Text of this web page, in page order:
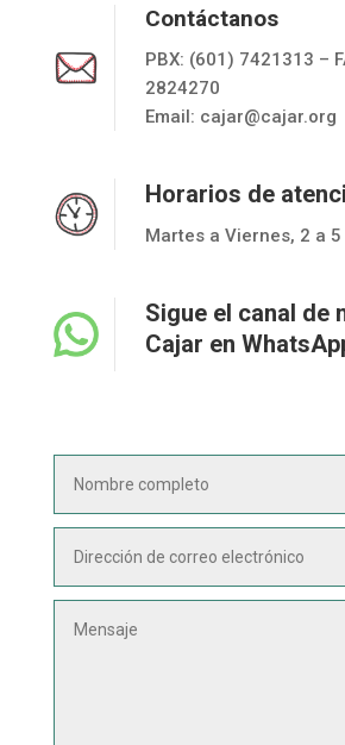
Contáctanos
PBX: (601) 7421313 –
2824270
Email: cajar@cajar.org
Horarios de
Martes a Viernes, 2 a 5
Sigue el canal de
Cajar en